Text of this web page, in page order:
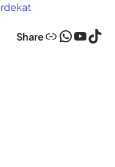
ShareLink WhatsApp YouTube TikTok